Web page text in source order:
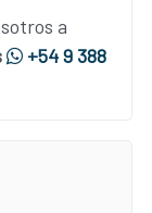
a
+54 9 388